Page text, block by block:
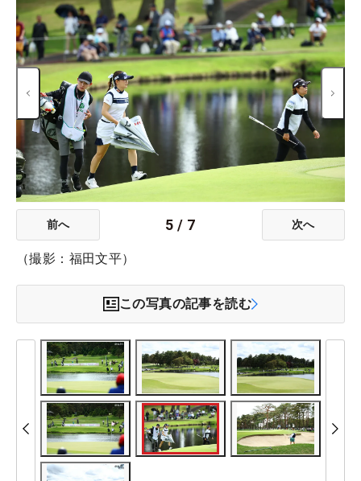
前へ 5 / 7 次へ
（撮影：福田文平）
この写真の記事を読む